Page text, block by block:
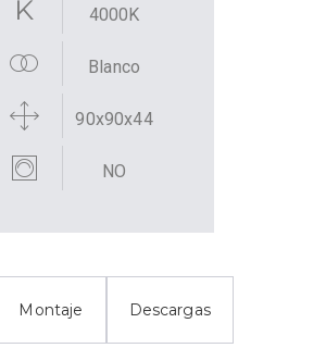
4000K
Blanco
90x90x44
NO
Montaje Descargas